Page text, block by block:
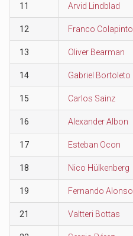
11 Arvid Lindblad
12 Franco Colapinto
13 Oliver Bearman
14 Gabriel Bortoleto
15 Carlos Sainz
16 Alexander Albon
17 Esteban Ocon
18 Nico Hülkenberg
19 Fernando Alonso
21 Valtteri Bottas